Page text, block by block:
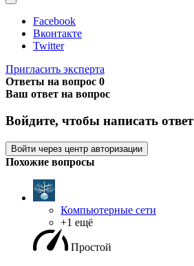
Facebook
Вконтакте
Twitter
Пригласить эксперта
Ответы на вопрос 0
Ваш ответ на вопрос
Войдите, чтобы написать ответ
Войти через центр авторизации
Похожие вопросы
Компьютерные сети
+1 ещё
Простой